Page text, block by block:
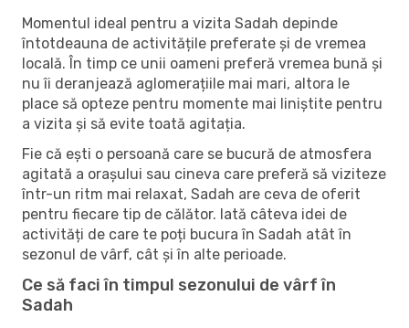
Momentul ideal pentru a vizita Sadah depinde
întotdeauna de activitățile preferate și de vremea
locală. În timp ce unii oameni preferă vremea bună și
nu îi deranjează aglomerațiile mai mari, altora le
place să opteze pentru momente mai liniștite pentru
a vizita și să evite toată agitația.
Fie că ești o persoană care se bucură de atmosfera
agitată a orașului sau cineva care preferă să viziteze
într-un ritm mai relaxat, Sadah are ceva de oferit
pentru fiecare tip de călător. Iată câteva idei de
activități de care te poți bucura în Sadah atât în ​​
sezonul de vârf, cât și în alte perioade.
Ce să faci în timpul sezonului de vârf în
Sadah